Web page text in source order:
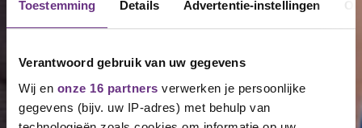
Toestemming Details Advertentie-instellingen
Verantwoord gebruik van uw gegevens
Wij en onze 16 partners verwerken je persoonlijke
gegevens (bijv. uw IP-adres) met behulp van